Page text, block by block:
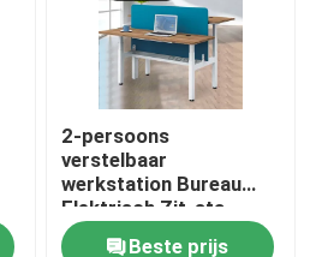
2-persoons
verstelbaar
werkstation Bureau
Elektrisch Zit-sta
Automatisch heffen
Beste prijs